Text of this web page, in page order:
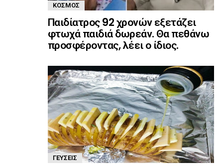
ΚΌΣΜΟΣ
Παιδίατρος 92 χρονών εξετάζει
φτωχά παιδιά δωρεάν. Θα πεθάνω
προσφέροντας, λέει ο ίδιος.
ΓΕΎΣΕΙΣ